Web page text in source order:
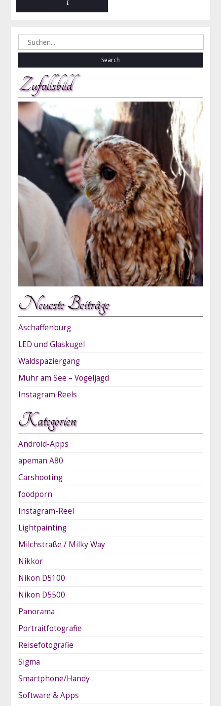
Search
for:
Zufallsbild
Neueste Beiträge
Aschaffenburg
LED und Glaskugel
Waldspaziergang
Muhr am See – Vogeljagd
Instagram Reels
Kategorien
Android-Apps
apeman A80
Carshooting
foodporn
Instagram-Reel
Lightpainting
Milchstraße / Milky Way
Nikkor
Nikon D5100
Nikon D5500
Panorama
Portraitfotografie
Reisefotografie
Sigma
Smartphone/Handy
Software & Apps